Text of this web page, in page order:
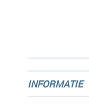
INFORMATIE